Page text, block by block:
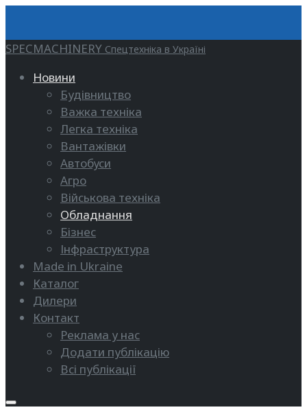
SPECMACHINERY Спецтехніка в Україні
Новини
Будівництво
Важка техніка
Легка техніка
Вантажівки
Автобуси
Агро
Військова техніка
Обладнання
Бізнес
Інфраструктура
Made in Ukraine
Каталог
Дилери
Контакт
Реклама у нас
Додати публікацію
Всі публікації